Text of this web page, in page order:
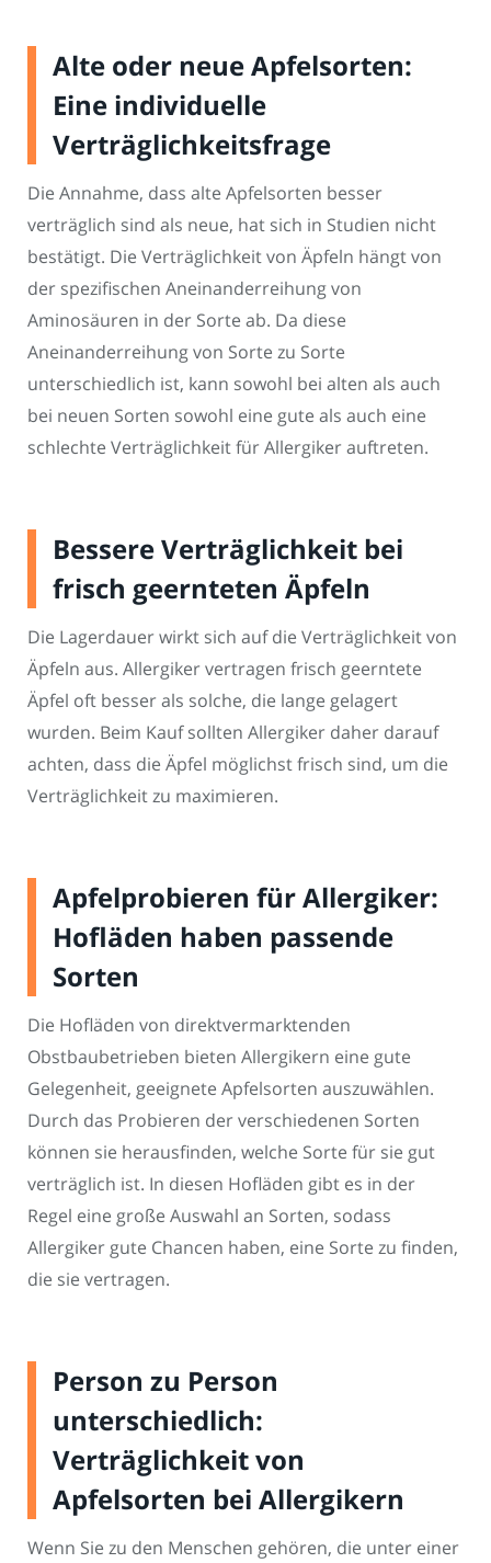
Alte oder neue Apfelsorten:
Eine individuelle
Verträglichkeitsfrage
Die Annahme, dass alte Apfelsorten besser
verträglich sind als neue, hat sich in Studien nicht
bestätigt. Die Verträglichkeit von Äpfeln hängt von
der spezifischen Aneinanderreihung von
Aminosäuren in der Sorte ab. Da diese
Aneinanderreihung von Sorte zu Sorte
unterschiedlich ist, kann sowohl bei alten als auch
bei neuen Sorten sowohl eine gute als auch eine
schlechte Verträglichkeit für Allergiker auftreten.
Bessere Verträglichkeit bei
frisch geernteten Äpfeln
Die Lagerdauer wirkt sich auf die Verträglichkeit von
Äpfeln aus. Allergiker vertragen frisch geerntete
Äpfel oft besser als solche, die lange gelagert
wurden. Beim Kauf sollten Allergiker daher darauf
achten, dass die Äpfel möglichst frisch sind, um die
Verträglichkeit zu maximieren.
Apfelprobieren für Allergiker:
Hofläden haben passende
Sorten
Die Hofläden von direktvermarktenden
Obstbaubetrieben bieten Allergikern eine gute
Gelegenheit, geeignete Apfelsorten auszuwählen.
Durch das Probieren der verschiedenen Sorten
können sie herausfinden, welche Sorte für sie gut
verträglich ist. In diesen Hofläden gibt es in der
Regel eine große Auswahl an Sorten, sodass
Allergiker gute Chancen haben, eine Sorte zu finden,
die sie vertragen.
Person zu Person
unterschiedlich:
Verträglichkeit von
Apfelsorten bei Allergikern
Wenn Sie zu den Menschen gehören, die unter einer